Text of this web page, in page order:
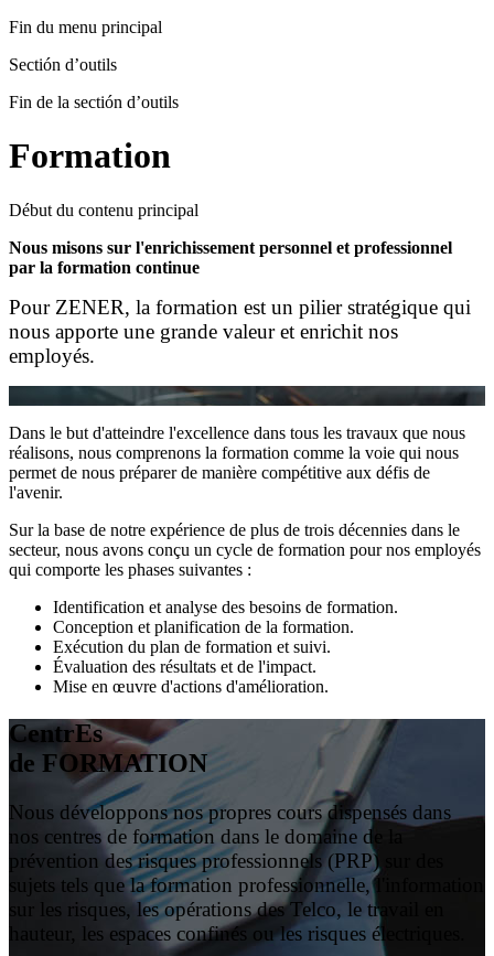
Fin du menu principal
Sectión d’outils
Fin de la sectión d’outils
Formation
Début du contenu principal
Nous misons sur l'enrichissement personnel et professionnel
par la formation continue
Pour ZENER, la formation est un pilier stratégique qui
nous apporte une grande valeur et enrichit nos
employés.
Dans le but d'atteindre l'excellence dans tous les travaux que nous
réalisons, nous comprenons la formation comme la voie qui nous
permet de nous préparer de manière compétitive aux défis de
l'avenir.
Sur la base de notre expérience de plus de trois décennies dans le
secteur, nous avons conçu un cycle de formation pour nos employés
qui comporte les phases suivantes :
Identification et analyse des besoins de formation.
Conception et planification de la formation.
Exécution du plan de formation et suivi.
Évaluation des résultats et de l'impact.
Mise en œuvre d'actions d'amélioration.
CentrEs
de FORMATION
Nous développons nos propres cours dispensés dans
nos centres de formation dans le domaine de la
prévention des risques professionnels (PRP) sur des
sujets tels que la formation professionnelle, l'information
sur les risques, les opérations des Telco, le travail en
hauteur, les espaces confinés ou les risques électriques.